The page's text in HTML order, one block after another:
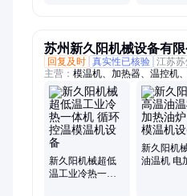
苏州新久阳机械设备有限
回复及时 真实性已核验 江苏苏
主营： 模温机、加热器、温控机
机、热载体炉、高温模具、热载
机、tcu控温系统、工业冷油机、
油温机、循环控温机、导热油热
备、高低温一体机、水冷降温设
备、水冷控温系统
新久阳机械超低
温工业冷热一体
新久阳机
油温机 电